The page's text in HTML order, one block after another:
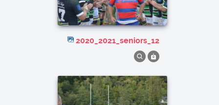
2020_2021_seniors_12